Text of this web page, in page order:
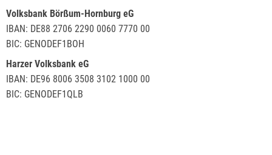
Volksbank Börßum-Hornburg eG
IBAN: DE88 2706 2290 0060 7770 00
BIC: GENODEF1BOH
Harzer Volksbank eG
IBAN: DE96 8006 3508 3102 1000 00
BIC: GENODEF1QLB